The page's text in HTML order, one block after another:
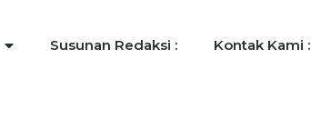
Susunan Redaksi : Kontak Kami :